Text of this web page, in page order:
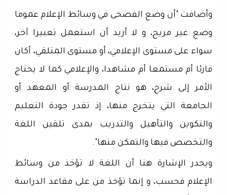
وأضافت "أن وضع الفصحى في وسائط الإعلام عموما
وضع غير مريح، و لا أريد أن استعمل تعبيرا آخر،
سواء على مستوى الإعلامي، أو مستوى المتلقي، أكان
قارئا أم مستمعا أم مشاهدا، والإعلامي كما لا يحتاج
الأمر إلى شرح، هو نتاج المدرسة أو المعهد أو
الجامعة التي يتخرج منها، إذ تقدر جودة التعليم
والتكوين والتأهيل والتدريب بمدى تلقين اللغة
والتخصص فيها والتمكن منها".
ويجدر الإشارة هنا أن اللغة لا تؤخذ من وسائط
الإعلام فحسب، و إنما تؤخذ من على مقاعد الدراسة